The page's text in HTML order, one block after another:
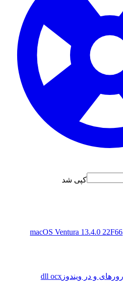
کپی شد
macOS Ventura 13.4.0 22F66
و در ویندوز dll ocx